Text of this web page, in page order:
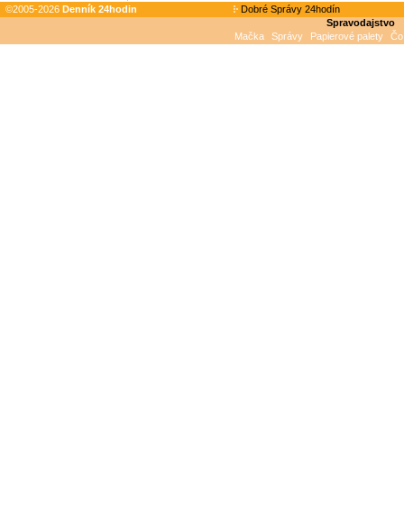
©2005-2026 Denník 24hodin
Dobré Správy 24hodín
Spravodajstvo
Mačka
Správy Papierové palety